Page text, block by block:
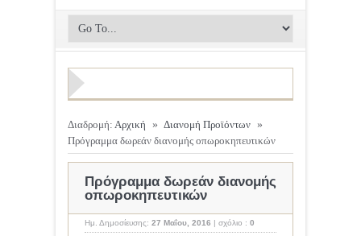
Διαδρομή: Αρχική » Διανομή Προϊόντων »
Πρόγραμμα δωρεάν διανομής οπωροκηπευτικών
Πρόγραμμα δωρεάν διανομής
οπωροκηπευτικών
Ημ. Δημοσίευσης: 27 Μαΐου, 2016 | σχόλιο : 0